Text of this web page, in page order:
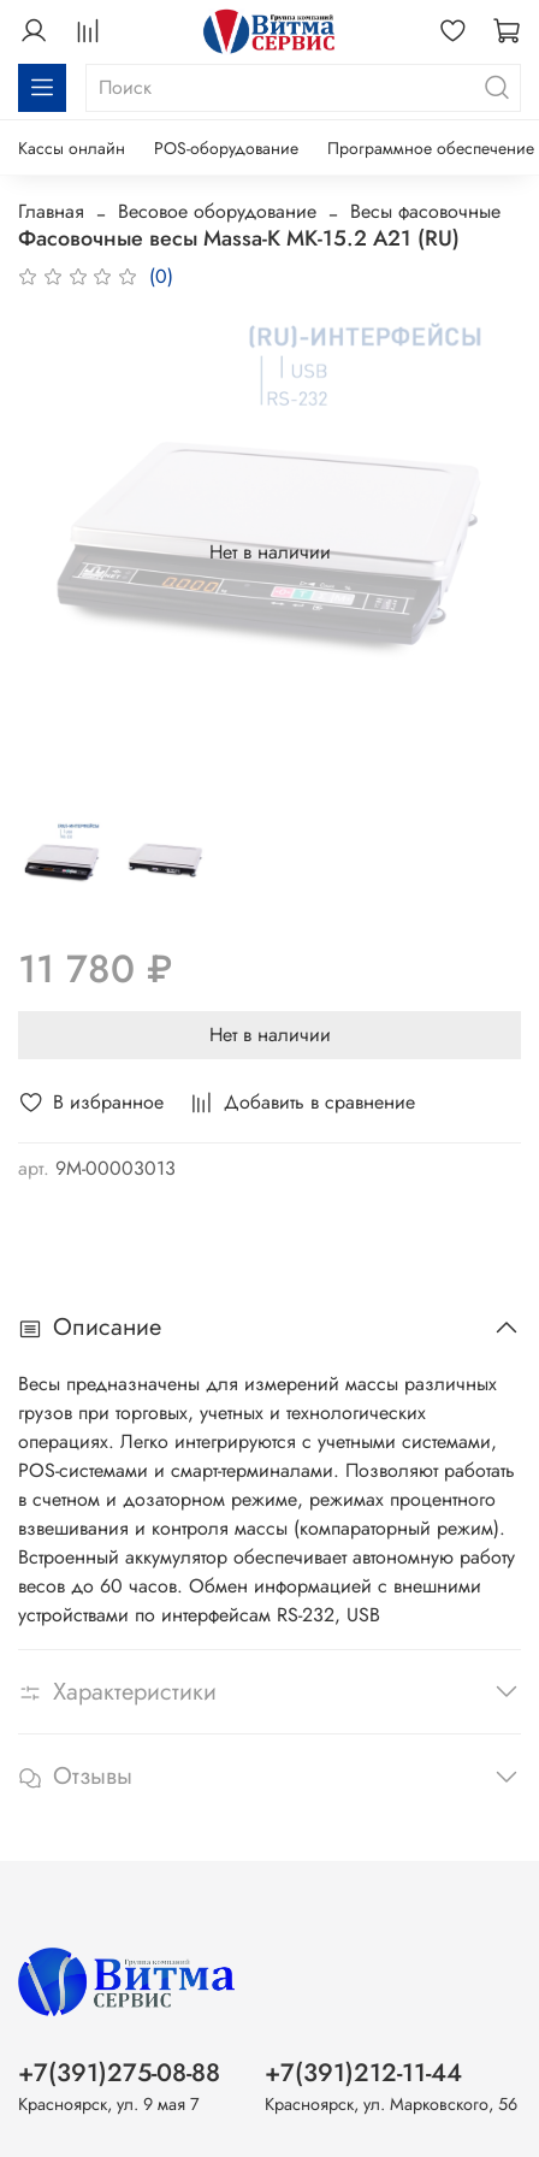
Кассы онлайн POS-оборудование Программное обеспечение
Главная Весовое оборудование Весы фасовочные
Фасовочные весы Massa-K МК-15.2 А21 (RU)
(0)
В избранное Добавить в сравнение
арт. 9М-00003013
Нет в наличии
11 780 ₽
Нет в наличии
Описание
Весы предназначены для измерений массы различных
грузов при торговых, учетных и технологических
операциях. Легко интегрируются с учетными системами,
POS-системами и смарт-терминалами. Позволяют работать
в счетном и дозаторном режиме, режимах процентного
взвешивания и контроля массы (компараторный режим).
Встроенный аккумулятор обеспечивает автономную работу
весов до 60 часов. Обмен информацией с внешними
устройствами по интерфейсам RS-232, USB
Характеристики
Отзывы
+7(391)275-08-88
Красноярск, ул. 9 мая 7
+7(391)212-11-44
Красноярск, ул. Марковского, 56